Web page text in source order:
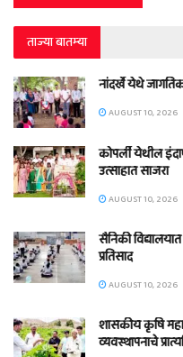
ताज्या बातम्या
नांदर्खे येथे
AUGUST 10, 2026
कोपर्ली येथील
उत्साहात साजरा
AUGUST 10, 2026
सैनिकी
प्रतिसाद
AUGUST 10, 2026
शासकीय कृषि
व्यवस्थापनाचे